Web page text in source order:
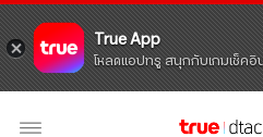
True App
โหลดแอปทรู สนุกกับเกมเช็ค